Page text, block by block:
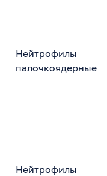
Нейтрофилы
палочкоядерные
Нейтрофилы